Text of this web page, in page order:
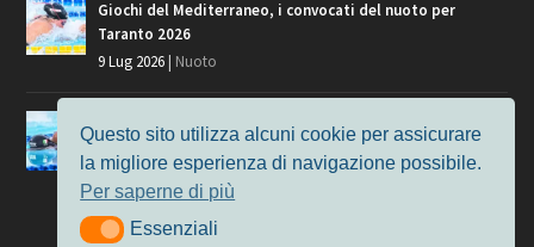
Giochi del Mediterraneo, i convocati del nuoto per
Taranto 2026
9 Lug 2026| Nuoto
Europei di Nuoto Parigi 2026: fra veterani e giovani, chi
7 Lug 2026
Nuoto
Questo sito utilizza alcuni cookie per assicurare
la migliore esperienza di navigazione possibile.
Per saperne di più
EssenzialiEssenziali